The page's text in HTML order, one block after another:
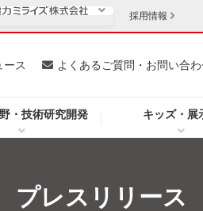
・技術研究開発 キッズ・展
ース よくあるご質問・お問い合
安定供給
企業情報
法人のお客さま
採用情報
プレスリリース